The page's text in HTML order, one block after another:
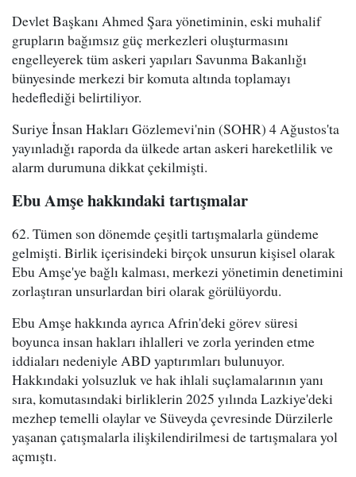
Devlet Başkanı Ahmed Şara yönetiminin, eski muhalif
grupların bağımsız güç merkezleri oluşturmasını
engelleyerek tüm askeri yapıları Savunma Bakanlığı
bünyesinde merkezi bir komuta altında toplamayı
hedeflediği belirtiliyor.
Suriye İnsan Hakları Gözlemevi'nin (SOHR) 4 Ağustos'ta
yayınladığı raporda da ülkede artan askeri hareketlilik ve
alarm durumuna dikkat çekilmişti.
Ebu Amşe hakkındaki tartışmalar
62. Tümen son dönemde çeşitli tartışmalarla gündeme
gelmişti. Birlik içerisindeki birçok unsurun kişisel olarak
Ebu Amşe'ye bağlı kalması, merkezi yönetimin denetimini
zorlaştıran unsurlardan biri olarak görülüyordu.
Ebu Amşe hakkında ayrıca Afrin'deki görev süresi
boyunca insan hakları ihlalleri ve zorla yerinden etme
iddiaları nedeniyle ABD yaptırımları bulunuyor.
Hakkındaki yolsuzluk ve hak ihlali suçlamalarının yanı
sıra, komutasındaki birliklerin 2025 yılında Lazkiye'deki
mezhep temelli olaylar ve Süveyda çevresinde Dürzilerle
yaşanan çatışmalarla ilişkilendirilmesi de tartışmalara yol
açmıştı.